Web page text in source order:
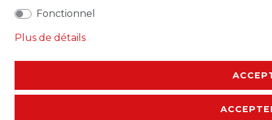
Fonctionnel
Plus de détails